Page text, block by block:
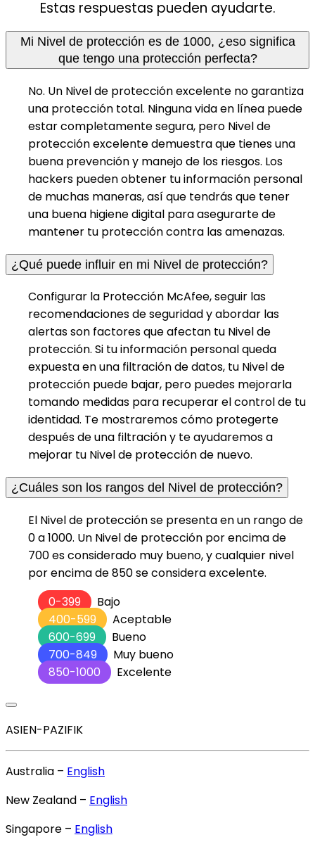
Estas respuestas pueden ayudarte.
Mi Nivel de protección es de 1000, ¿eso significa
que tengo una protección perfecta?
No. Un Nivel de protección excelente no garantiza
una protección total. Ninguna vida en línea puede
estar completamente segura, pero Nivel de
protección excelente demuestra que tienes una
buena prevención y manejo de los riesgos. Los
hackers pueden obtener tu información personal
de muchas maneras, así que tendrás que tener
una buena higiene digital para asegurarte de
mantener tu protección contra las amenazas.
¿Qué puede influir en mi Nivel de protección?
Configurar la Protección McAfee, seguir las
recomendaciones de seguridad y abordar las
alertas son factores que afectan tu Nivel de
protección. Si tu información personal queda
expuesta en una filtración de datos, tu Nivel de
protección puede bajar, pero puedes mejorarla
tomando medidas para recuperar el control de tu
identidad. Te mostraremos cómo protegerte
después de una filtración y te ayudaremos a
mejorar tu Nivel de protección de nuevo.
¿Cuáles son los rangos del Nivel de protección?
El Nivel de protección se presenta en un rango de
0 a 1000. Un Nivel de protección por encima de
700 es considerado muy bueno, y cualquier nivel
por encima de 850 se considera excelente.
0-399
Bajo
400-599
Aceptable
600-699
Bueno
700-849
Muy bueno
850-1000
Excelente
ASIEN-PAZIFIK
Australia – English
New Zealand – English
Singapore – English